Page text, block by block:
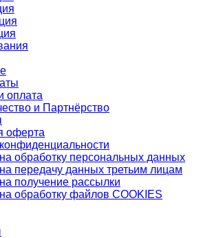
оплата
и Партнёрство
оферта
обработку персональных данных
передачу данных третьим лицам
получение рассылки
обработку файлов COOKIES